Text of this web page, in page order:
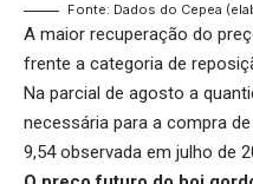
Fonte: Dados do Cepea
A maior recuperação do
frente a categoria de
Na parcial de agosto a
necessária para a compra
9,54 observada em julho de